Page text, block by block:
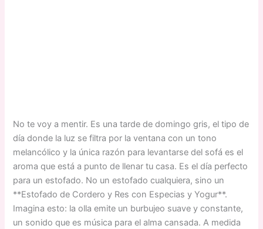
No te voy a mentir. Es una tarde de domingo gris, el tipo de
día donde la luz se filtra por la ventana con un tono
melancólico y la única razón para levantarse del sofá es el
aroma que está a punto de llenar tu casa. Es el día perfecto
para un estofado. No un estofado cualquiera, sino un
**Estofado de Cordero y Res con Especias y Yogur**.
Imagina esto: la olla emite un burbujeo suave y constante,
un sonido que es música para el alma cansada. A medida